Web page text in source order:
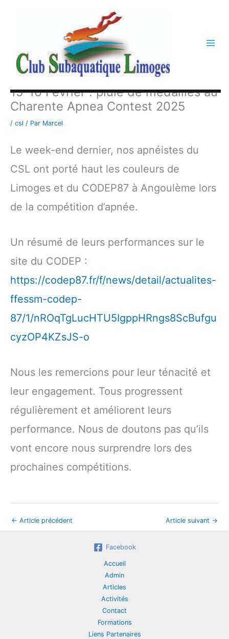
15-16 Février : pluie de médailles au
Charente Apnea Contest 2025
/ csl / Par Marcel
Le week-end dernier, nos apnéistes du
CSL ont porté haut les couleurs de
Limoges et du CODEP87 à Angoulème lors
de la compétition d’apnée.
Un résumé de leurs performances sur le
site du CODEP :
https://codep87.fr/f/news/detail/actualites-
ffessm-codep-
87/1/nROqTgLucHTU5IgppHRngs8ScBufgu
cyzOP4KZsJS-o
Nous les remercions pour leur ténacité et
leur engagement. Tous progressent
régulièrement et améliorent leurs
performance. Nous de doutons pas qu’ils
vont encore nous surprendre lors des
prochaines compétitions.
← Article précédent Article suivant →
Facebook
Accueil
Admin
Articles
Activités
Contact
Formations
Liens Partenaires